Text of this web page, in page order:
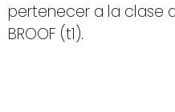
pertenecer a la clase
BROOF (t1).